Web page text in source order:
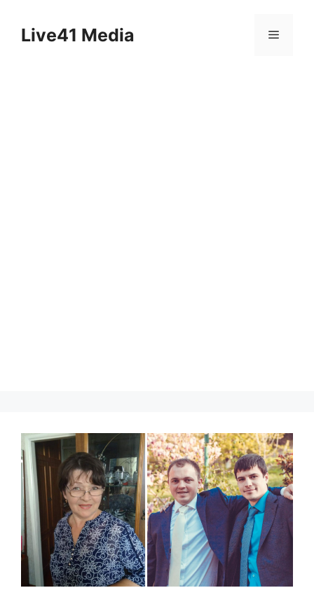
contentLive41 Media Menu